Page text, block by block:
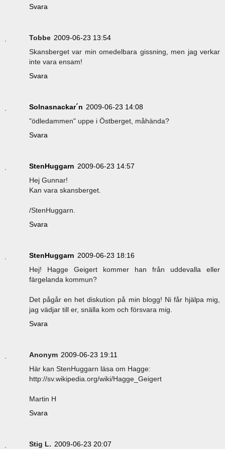
Svara
Tobbe 2009-06-23 13:54
Skansberget var min omedelbara gissning, men jag verkar
inte vara ensam!
Svara
Solnasnackar´n 2009-06-23 14:08
"ödledammen" uppe i Östberget, måhända?
Svara
StenHuggarn 2009-06-23 14:57
Hej Gunnar!
Kan vara skansberget.
/StenHuggarn.
Svara
StenHuggarn 2009-06-23 18:16
Hej! Hagge Geigert kommer han från uddevalla eller
färgelanda kommun?
Det pågår en het diskution på min blogg! Ni får hjälpa mig,
jag vädjar till er, snälla kom och försvara mig.
Svara
Anonym 2009-06-23 19:11
Här kan StenHuggarn läsa om Hagge:
http://sv.wikipedia.org/wiki/Hagge_Geigert
Martin H
Svara
Stig L. 2009-06-23 20:07